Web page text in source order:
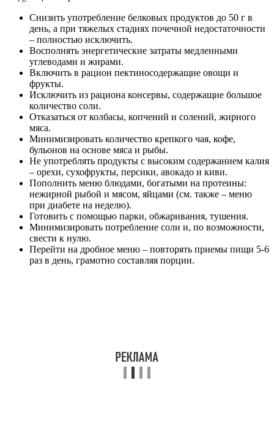
Снизить употребление белковых продуктов до 50 г в
день, а при тяжелых стадиях почечной недостаточности
– полностью исключить.
Восполнять энергетические затраты медленными
углеводами и жирами.
Включить в рацион пектиносодержащие овощи и
фрукты.
Исключить из рациона консервы, содержащие большое
количество соли.
Отказаться от колбасы, копчений и солений, жирного
мяса.
Минимизировать количество крепкого чая, кофе,
бульонов на основе мяса и рыбы.
Не употреблять продукты с высоким содержанием калия
– орехи, сухофрукты, персики, авокадо и киви.
Пополнить меню блюдами, богатыми на протеины:
нежирной рыбой и мясом, яйцами (см. также – меню
при диабете на неделю).
Готовить с помощью парки, обжаривания, тушения.
Минимизировать потребление соли и, по возможности,
свести к нулю.
Перейти на дробное меню – повторять приемы пищи 5-6
раз в день, грамотно составляя порции.